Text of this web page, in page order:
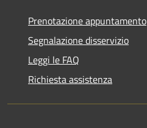
Prenotazione appuntamento
Segnalazione disservizio
Leggi le FAQ
Richiesta assistenza